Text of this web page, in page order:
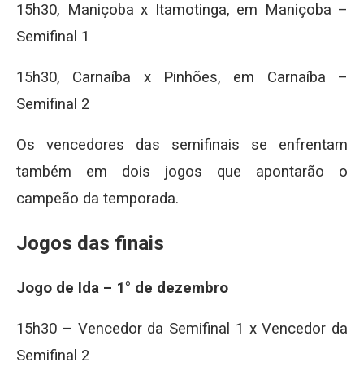
15h30, Maniçoba x Itamotinga, em Maniçoba –
Semifinal 1
15h30, Carnaíba x Pinhões, em Carnaíba –
Semifinal 2
Os vencedores das semifinais se enfrentam
também em dois jogos que apontarão o
campeão da temporada.
Jogos das finais
Jogo de Ida – 1° de dezembro
15h30 – Vencedor da Semifinal 1 x Vencedor da
Semifinal 2